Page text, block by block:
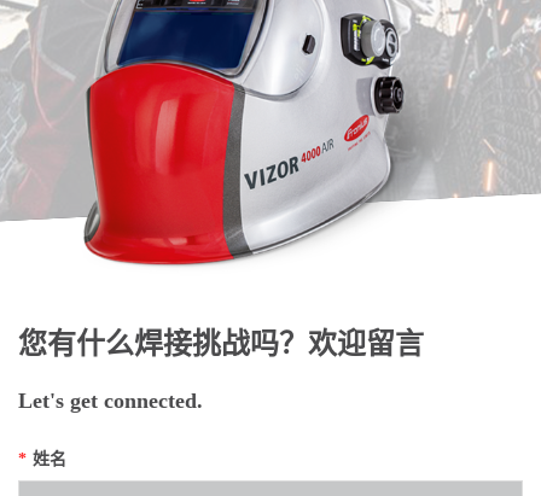
您有什么焊接挑战吗？欢迎留言
Let's get connected.
* 姓名